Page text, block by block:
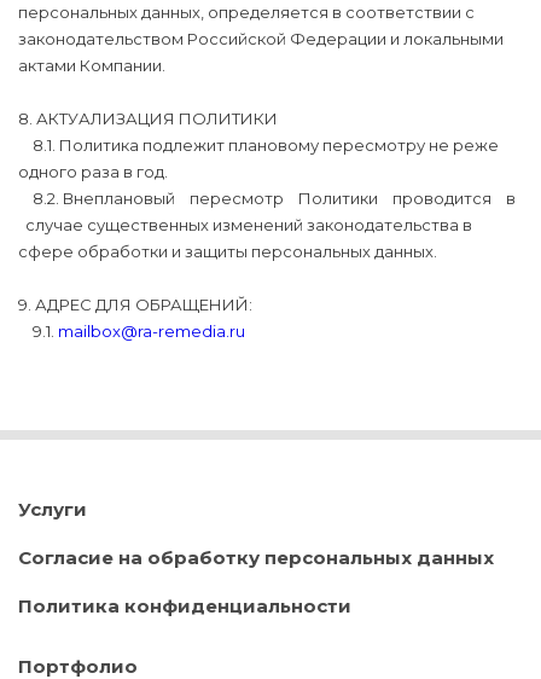
персональных данных, определяется в соответствии с
законодательством Российской Федерации и локальными
актами Компании.
8. АКТУАЛИЗАЦИЯ ПОЛИТИКИ
8.1. Политика подлежит плановому пересмотру не реже
одного раза в год.
8.2. Внеплановый пересмотр Политики проводится в
случае существенных изменений законодательства в
сфере обработки и защиты персональных данных.
9. АДРЕС ДЛЯ ОБРАЩЕНИЙ:
9.1. mailbox@ra-remedia.ru
Услуги
Согласие на обработку персональных данных
Политика конфиденциальности
Портфолио